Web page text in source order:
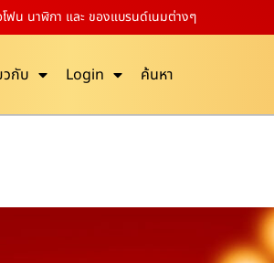
ฟน นาฬิกา และ ของแบรนด์เนมต่างๆ
วกับ Login ค้นหา